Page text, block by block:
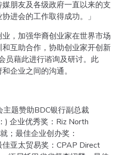
朋友及各级政府一直以来的支
进会的工作取得成功。」
，加强华裔创业家在世界市场
互助合作，协助创业家开创新
员藉此进行谘询及研讨。此
企业之间的沟通。
主题赞助BDC银行副总裁
) 企业优秀奖：Riz North
；最佳企业创办奖：
佳亚太贸易奖：CPAP Direct